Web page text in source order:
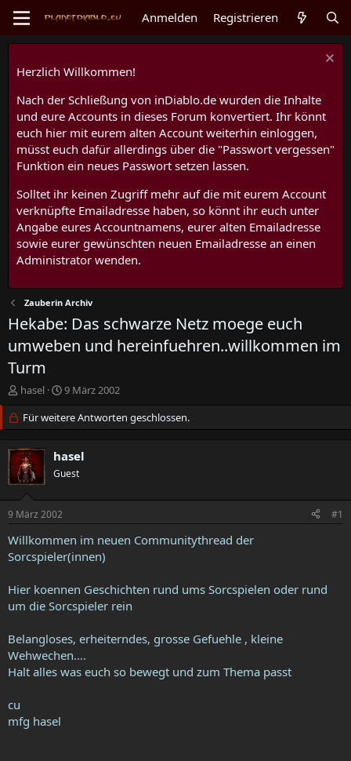
Anmelden Registrieren
Herzlich Willkommen!
Nach der Schließung von inDiablo.de wurden die Inhalte
und eure Accounts in dieses Forum konvertiert. Ihr könnt
euch hier mit eurem alten Account weiterhin einloggen,
müsst euch dafür allerdings über die "Passwort vergessen"
Funktion ein neues Passwort setzen lassen.
Solltet ihr keinen Zugriff mehr auf die mit eurem Account
verknüpfte Emailadresse haben, so könnt ihr euch unter
Angabe eures Accountnamens, eurer alten Emailadresse
sowie eurer gewünschten neuen Emailadresse an einen
Administrator wenden.
Zauberin Archiv
Hekabe: Das schwarze Netz moege euch
umweben und hereinfuehren..willkommen im
Turm
E
s
t
e
l
l
e
r
hasel
E
s
t
l
l
a
9 März 2002
Für weitere Antworten geschlossen.
hasel
Guest
9 März 2002 #1
Willkommen im neuen Communitythread der
Sorcspieler(innen)
Hier koennen Geschichten rund ums Sorcspielen oder rund
um die Sorcspieler rein
Belangloses, erheiterndes, grosse Gefuehle , kleine
Wehwechen....
Halt alles was euch so bewegt und zum Thema passt
cu
mfg hasel